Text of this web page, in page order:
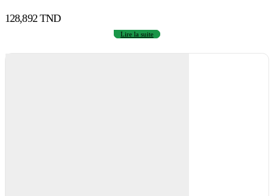
128,892 TND
Lire la suite